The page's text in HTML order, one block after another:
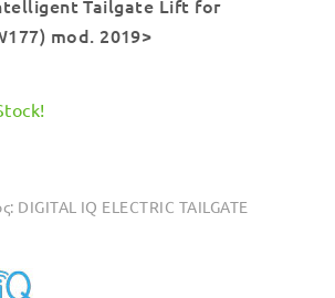
Tailgate Lift for
mod. 2019>
DIGITAL IQ ELECTRIC TAILGATE